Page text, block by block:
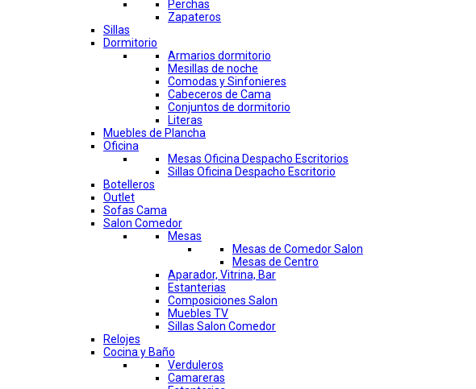
Perchas
Zapateros
Sillas
Dormitorio
Armarios dormitorio
Mesillas de noche
Comodas y Sinfonieres
Cabeceros de Cama
Conjuntos de dormitorio
Literas
Muebles de Plancha
Oficina
Mesas Oficina Despacho Escritorios
Sillas Oficina Despacho Escritorio
Botelleros
Outlet
Sofas Cama
Salon Comedor
Mesas
Mesas de Comedor Salon
Mesas de Centro
Aparador, Vitrina, Bar
Estanterias
Composiciones Salon
Muebles TV
Sillas Salon Comedor
Relojes
Cocina y Baño
Verduleros
Camareras